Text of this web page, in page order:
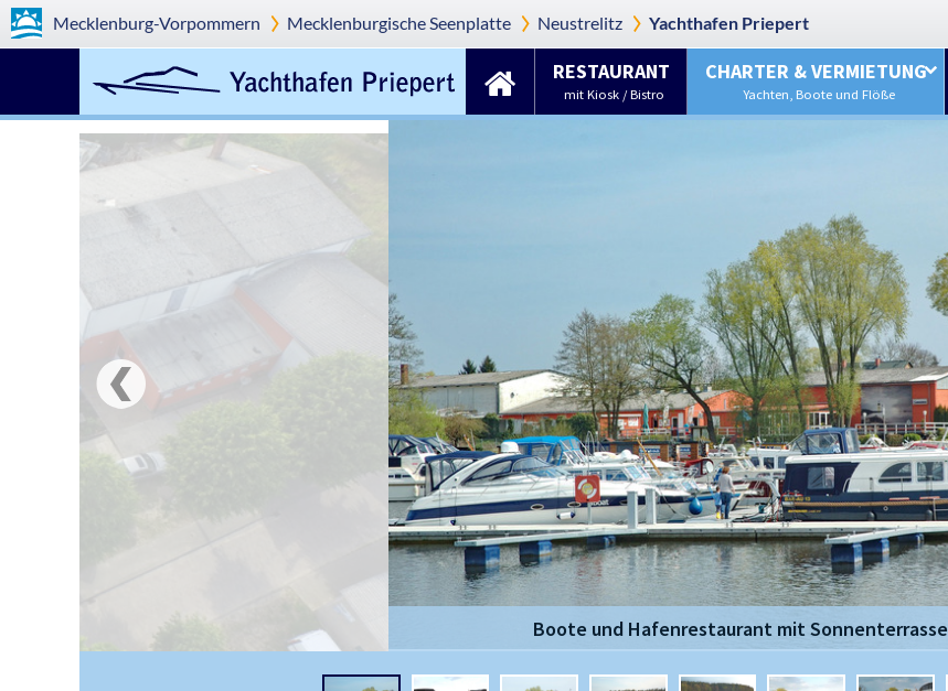
Mecklenburg-Vorpommern Mecklenburgische Seenplatte Neustrelitz Yachthafen Priepert
RESTAURANT
mit Kiosk / Bistro
CHARTER & VERMIETUNG
Yachten, Boote und Flöße
Boote und Hafenrestaurant mit Sonnenterrasse